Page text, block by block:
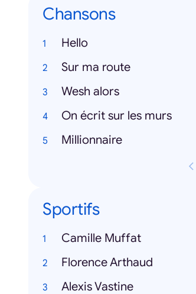
Chansons
Hello
Sur ma route
Wesh alors
On écrit sur les murs
Millionnaire
Sportifs
Camille Muffat
Florence Arthaud
Alexis Vastine